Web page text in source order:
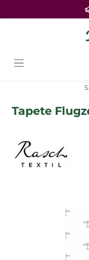
Zum Hauptinhalt
Tapete
Bildergalerie